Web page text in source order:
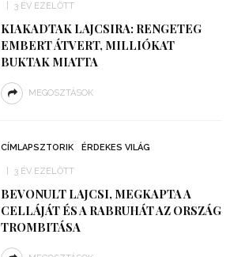
3 ÉV EZELŐTT
KIAKADTAK LAJCSIRA: RENGETEG
EMBERT ÁTVERT, MILLIÓKAT
BUKTAK MIATTA
MEGOSZTÁSOK
CÍMLAPSZTORIK ÉRDEKES VILÁG
3 ÉV EZELŐTT
BEVONULT LAJCSI, MEGKAPTA A
CELLÁJÁT ÉS A RABRUHÁT AZ ORSZÁG
TROMBITÁSA